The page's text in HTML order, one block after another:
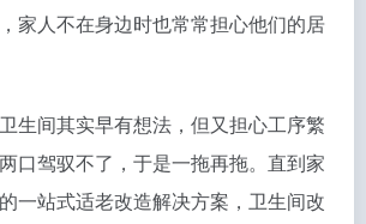
家人不在身边时也常常担心他们的居
生间其实早有想法，但又担心工序繁
口驾驭不了，于是一拖再拖。直到家
一站式适老改造解决方案，卫生间改